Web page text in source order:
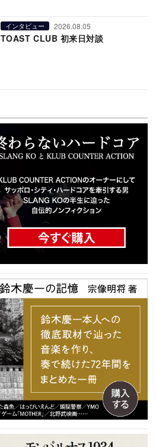
インタビュー 2026.08.05
TOAST CLUB 初来日対談